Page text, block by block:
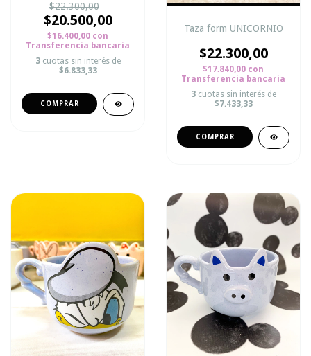
$22.300,00
$20.500,00
$16.400,00 con
Transferencia bancaria
3 cuotas sin interés de
$6.833,33
Taza form UNICORNIO
$22.300,00
$17.840,00 con
Transferencia bancaria
3 cuotas sin interés de
$7.433,33